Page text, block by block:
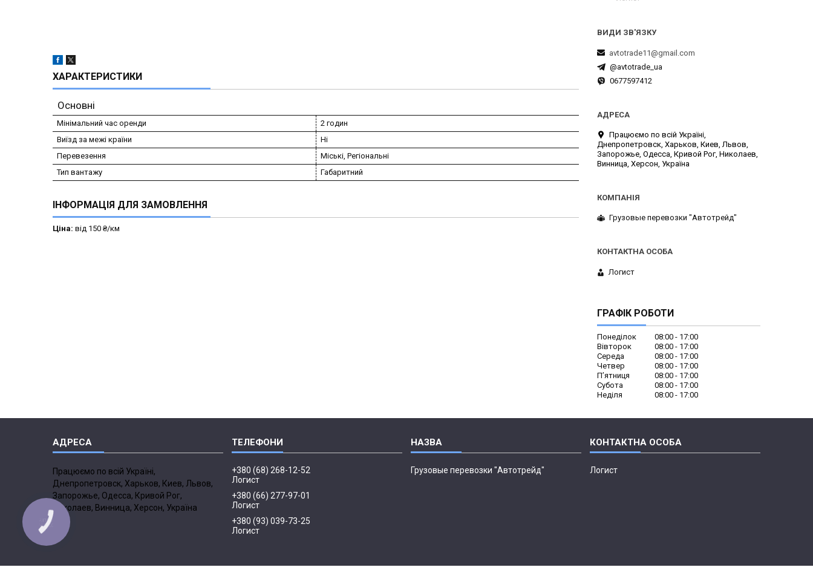
ХАРАКТЕРИСТИКИ
Основні
Мінімальний час оренди
2 годин
Виїзд за межі країни
Ні
Перевезення
Міські, Регіональні
Тип вантажу
Габаритний
ІНФОРМАЦІЯ ДЛЯ ЗАМОВЛЕННЯ
Ціна: від 150 ₴/км
avtotrade11@gmail.com
@avtotrade_ua
0677597412
Працюємо по всій Україні,
Днепропетровск, Харьков, Киев, Львов,
Запорожье, Одесса, Кривой Рог, Николаев,
Винница, Херсон, Україна
Грузовые перевозки "Автотрейд"
Логист
ГРАФІК РОБОТИ
Понеділок 08:00
17:00
Вівторок
08:00
17:00
Середа
08:00
17:00
Четвер
08:00
17:00
Пʼятниця
08:00
17:00
Субота
08:00
17:00
Неділя
08:00 17:00
Працюємо по всій Україні,
Днепропетровск, Харьков, Киев, Львов,
Запорожье, Одесса, Кривой Рог,
Николаев, Винница, Херсон, Україна
+380 (68) 268-12-52
Логист
+380 (66) 277-97-01
Логист
+380 (93) 039-73-25
Логист
Грузовые перевозки "Автотрейд" Логист